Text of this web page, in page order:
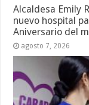
Alcaldesa Emily
nuevo hospital
Aniversario del
agosto 7, 2026